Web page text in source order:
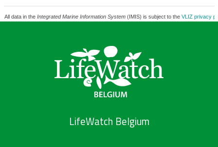
All data in the Integrated Marine Information System(IMIS) is subject to the VLIZ privacy
LifeWatch Belgium